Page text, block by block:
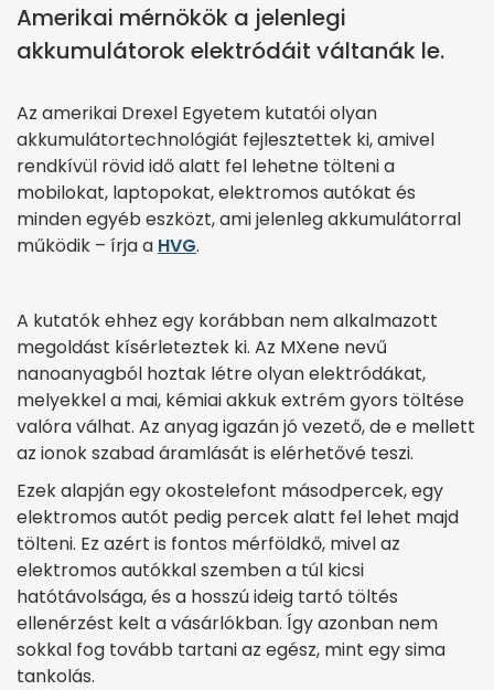
Amerikai mérnökök a jelenlegi
akkumulátorok elektródáit váltanák le.
Az amerikai Drexel Egyetem kutatói olyan
akkumulátortechnológiát fejlesztettek ki, amivel
rendkívül rövid idő alatt fel lehetne tölteni a
mobilokat, laptopokat, elektromos autókat és
minden egyéb eszközt, ami jelenleg akkumulátorral
működik – írja a HVG.
A kutatók ehhez egy korábban nem alkalmazott
megoldást kísérleteztek ki. Az MXene nevű
nanoanyagból hoztak létre olyan elektródákat,
melyekkel a mai, kémiai akkuk extrém gyors töltése
valóra válhat. Az anyag igazán jó vezető, de e mellett
az ionok szabad áramlását is elérhetővé teszi.
Ezek alapján egy okostelefont másodpercek, egy
elektromos autót pedig percek alatt fel lehet majd
tölteni. Ez azért is fontos mérföldkő, mivel az
elektromos autókkal szemben a túl kicsi
hatótávolsága, és a hosszú ideig tartó töltés
ellenérzést kelt a vásárlókban. Így azonban nem
sokkal fog tovább tartani az egész, mint egy sima
tankolás.